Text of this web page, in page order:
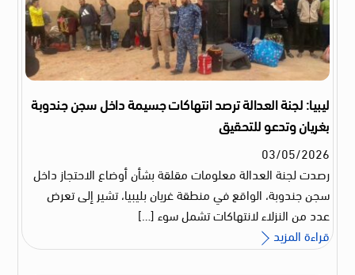
ليبيا: لجنة العدالة ترصد انتهاكات جسيمة داخل سجن جندوبة
بغريان وتدعو للتحقيق
03/05/2026
رصدت لجنة العدالة معلومات مقلقة بشأن أوضاع الاحتجاز داخل
سجن جندوبة، الواقع في منطقة غريان بليبيا، تشير إلى تعرض
عدد من النزلاء لانتهاكات تشمل سوء […]
قراءة المزيد